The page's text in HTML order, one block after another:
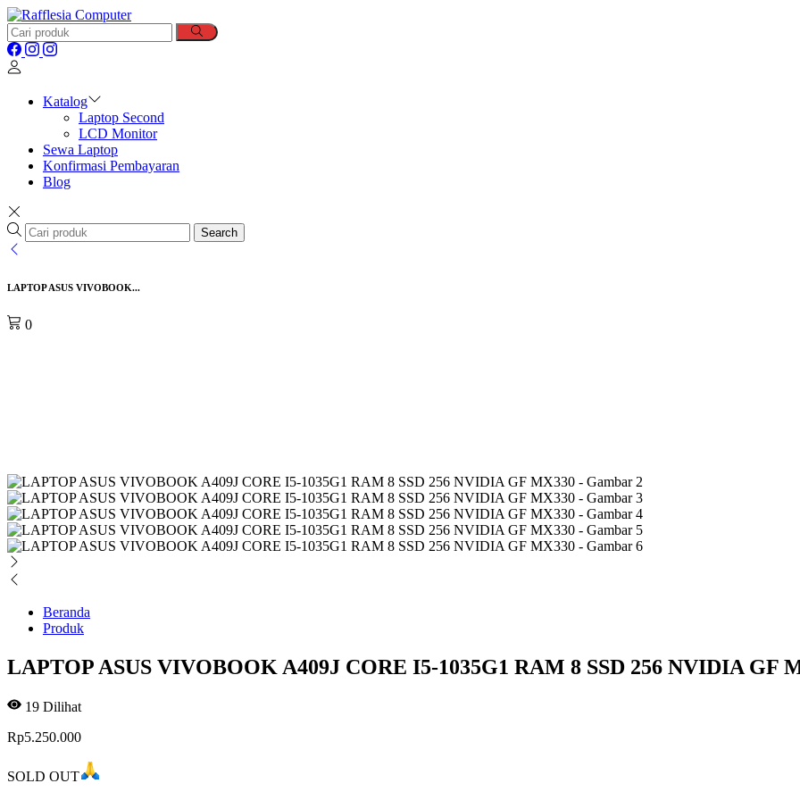
Katalog
Laptop Second
LCD Monitor
Sewa Laptop
Konfirmasi Pembayaran
Blog
Search
LAPTOP ASUS VIVOBOOK...
0
Beranda
Produk
LAPTOP ASUS VIVOBOOK A409J CORE I5-1035G1 RAM 8 SSD 256 NVIDIA GF
19 Dilihat
Rp5.250.000
SOLD OUT